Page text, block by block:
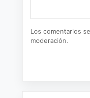
Los comentarios
moderación.